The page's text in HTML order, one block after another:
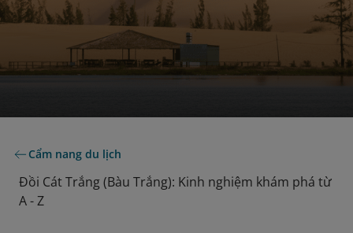
Cẩm nang du lịch
Đồi Cát Trắng (Bàu Trắng): Kinh nghiệm khám phá từ
A - Z